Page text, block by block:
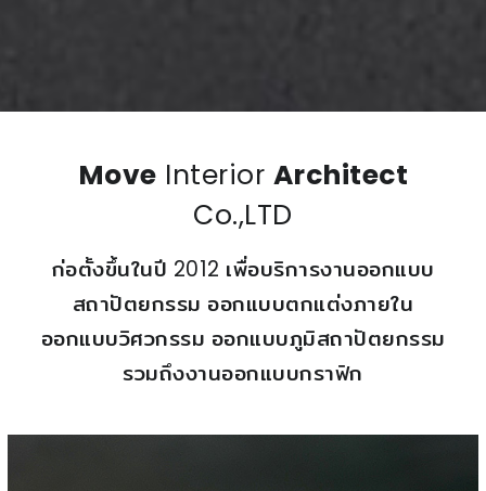
Move Interior Architect
Co.,LTD
ก่อตั้งขึ้นในปี 2012 เพื่อบริการงานออกแบบ
สถาปัตยกรรม ออกแบบตกแต่งภายใน
ออกแบบวิศวกรรม ออกแบบภูมิสถาปัตยกรรม
รวมถึงงานออกแบบกราฟิก